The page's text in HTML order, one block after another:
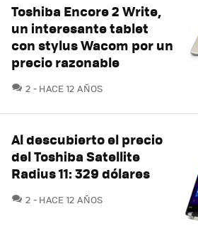
Toshiba Encore 2 Write,
un interesante tablet
con stylus Wacom por un
precio razonable
2 COMENTARIOS
HACE 12 AÑOS
Al descubierto el precio
del Toshiba Satellite
Radius 11: 329 dólares
2 COMENTARIOS
HACE 12 AÑOS